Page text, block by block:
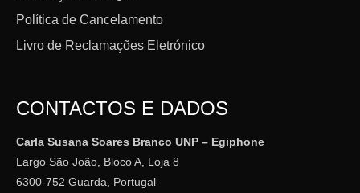
Política de Cancelamento
Livro de Reclamações Eletrónico
CONTACTOS E DADOS
Carla Susana Soares Branco UNP – Egiphone
Largo São João, Bloco A, Loja 8
6300-752 Guarda, Portugal